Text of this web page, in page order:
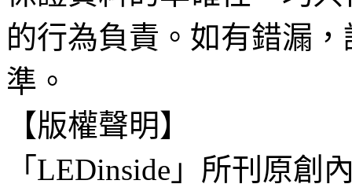
的行為負責。如有錯漏
準。
【版權聲明】
「LEDinside」所刊原創